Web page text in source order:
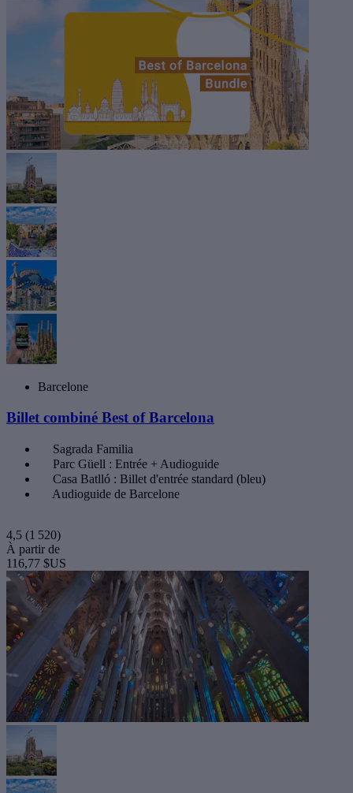
Barcelone
Billet combiné Best of Barcelona
Sagrada Familia
Parc Güell : Entrée + Audioguide
Casa Batlló : Billet d'entrée standard (bleu)
Audioguide de Barcelone
4,5 (1 520)
À partir de
116,77 $US